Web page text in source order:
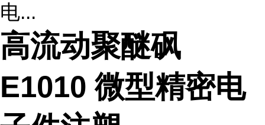
电...
高流动聚醚砜
E1010 微型精密电